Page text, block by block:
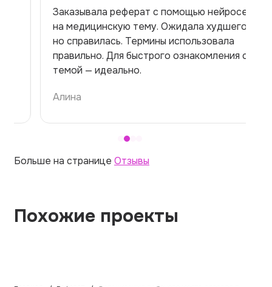
Заказывала реферат с помощью нейросети
на медицинскую тему. Ожидала худшего,
но справилась. Термины использовала
правильно. Для быстрого ознакомления с
темой — идеально.
Алина
Больше на странице Отзывы
Похожие проекты